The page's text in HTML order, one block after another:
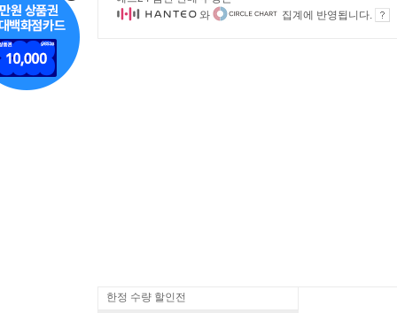
와
집계에 반영됩니다.
한정 수량 할인전